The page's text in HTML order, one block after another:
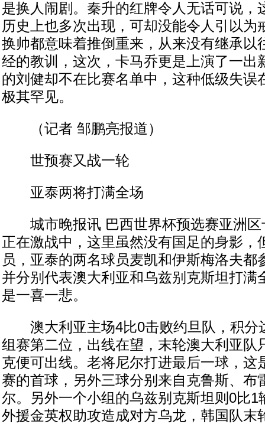
是换人闹剧。秦升的红牌令人无话可说，
历史上也多次出现，可却没能令人引以为
换帅都意味着推倒重来，从来没有继承以
经的教训，这次，卡马乔更是上演了一出
的刘健却不在比赛名单中，这种低级失误
极其罕见。
（记者 邹鹏亮报道）
世预赛又战一轮
亚泰两将打满全场
城市晚报讯 巴西世界杯预选赛亚洲区
正在激战中，这里虽然没有国足的身影，
员，亚泰的两名球员麦凯和伊斯梅洛夫都
并分别代表澳大利亚和乌兹别克斯坦打满
是一喜一悲。
澳大利亚主场4比0击败约旦队，积分
组赛第二位，出线在望，末轮澳大利亚队
克便可出线。老将尼尔打进最后一球，这
赛的首球，另外三球分别来自克鲁斯、布
尔。另外一个小组的乌兹别克斯坦则0比1
外援金英权助攻造成对方乌龙，韩国队末